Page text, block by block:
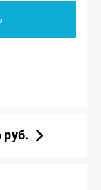
руб.